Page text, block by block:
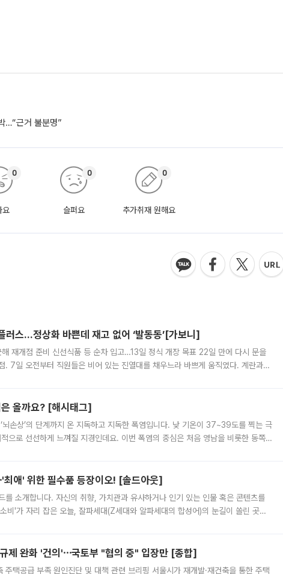
…“근거 불분명”
요
0
슬퍼요
0
추가취재 원해요
0
러스…정상화 바쁜데 재고 없어 ‘발동동’[가보니]
재개점 준비 신선식품 등 순차 입고…13일 정식 개장 목표 22일 만에 다시 문을
. 7일 오전부터 직원들은 비어 있는 진열대를 채우느라 바쁘게 움직였다. 계란과
올까요? [해시태그]
뇌손상’의 단계까지 온 지독하고 지독한 폭염입니다. 낮 기온이 37~39도를 찍는 극
으로 선선하게 느껴질 지경인데요. 이번 폭염의 중심은 처음 영남을 비롯한 동쪽
애' 위한 필수품 등장이오! [솔드아웃]
를 소개합니다. 자신의 취향, 가치관과 유사하거나 인기 있는 인물 혹은 콘텐츠를
비'가 자리 잡은 오늘, 잘파세대(Z세대와 알파세대의 합성어)의 눈길이 쏠린 곳은
제 완화 '건의'⋯국토부 "협의 중" 입장만 [종합]
주택공급 부족 원인진단 및 대책 관련 브리핑 서울시가 재개발·재건축을 통한 주택